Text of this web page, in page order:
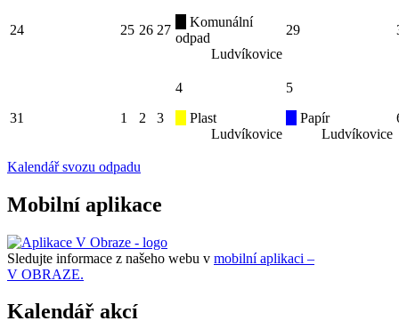
24 25 26 27
Komunální
odpad
Ludvíkovice
29
31 1 2 3
4
Plast
Ludvíkovice
5
Papír
Ludvíkovice
Kalendář svozu odpadu
Mobilní aplikace
Sledujte informace z našeho webu v mobilní aplikaci –
V OBRAZE.
Kalendář akcí